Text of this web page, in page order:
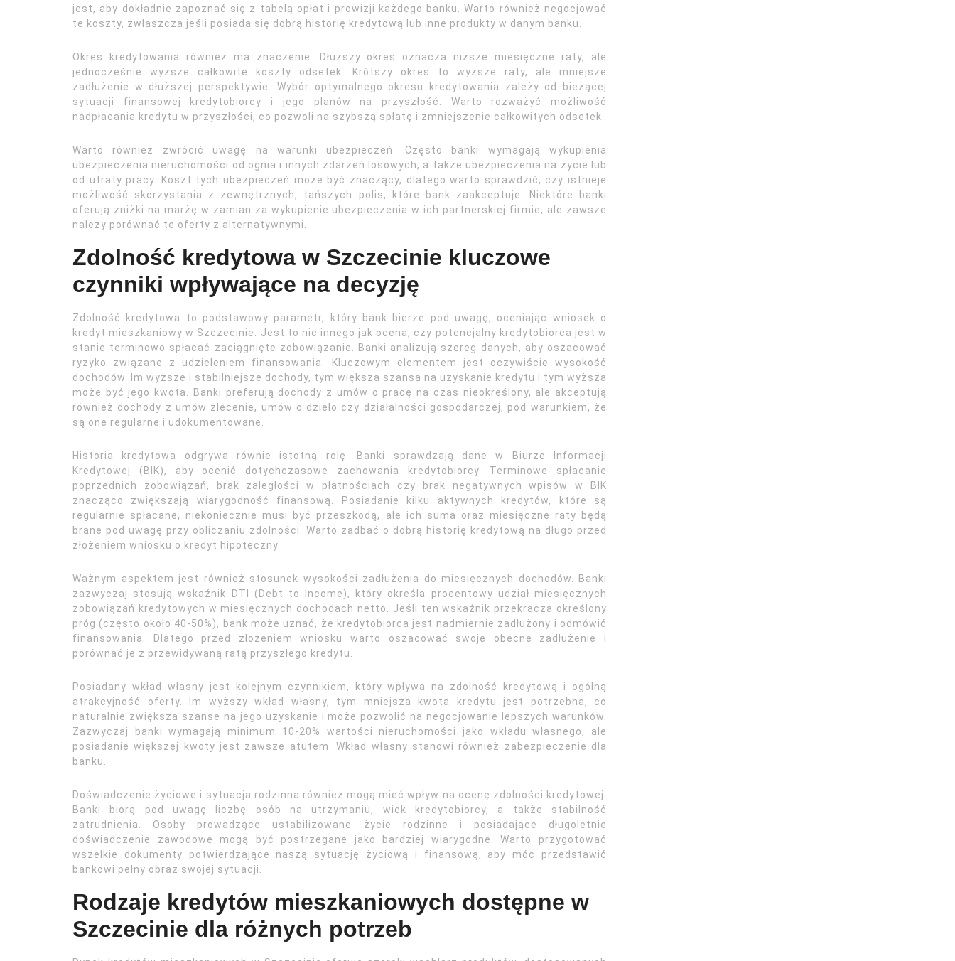
jest, aby dokładnie zapoznać się z tabelą opłat i prowizji każdego banku. Warto również negocjować
te koszty, zwłaszcza jeśli posiada się dobrą historię kredytową lub inne produkty w danym banku.
Okres kredytowania również ma znaczenie. Dłuższy okres oznacza niższe miesięczne raty, ale
jednocześnie wyższe całkowite koszty odsetek. Krótszy okres to wyższe raty, ale mniejsze
zadłużenie w dłuższej perspektywie. Wybór optymalnego okresu kredytowania zależy od bieżącej
sytuacji finansowej kredytobiorcy i jego planów na przyszłość. Warto rozważyć możliwość
nadpłacania kredytu w przyszłości, co pozwoli na szybszą spłatę i zmniejszenie całkowitych odsetek.
Warto również zwrócić uwagę na warunki ubezpieczeń. Często banki wymagają wykupienia
ubezpieczenia nieruchomości od ognia i innych zdarzeń losowych, a także ubezpieczenia na życie lub
od utraty pracy. Koszt tych ubezpieczeń może być znaczący, dlatego warto sprawdzić, czy istnieje
możliwość skorzystania z zewnętrznych, tańszych polis, które bank zaakceptuje. Niektóre banki
oferują zniżki na marżę w zamian za wykupienie ubezpieczenia w ich partnerskiej firmie, ale zawsze
należy porównać te oferty z alternatywnymi.
Zdolność kredytowa w Szczecinie kluczowe
czynniki wpływające na decyzję
Zdolność kredytowa to podstawowy parametr, który bank bierze pod uwagę, oceniając wniosek o
kredyt mieszkaniowy w Szczecinie. Jest to nic innego jak ocena, czy potencjalny kredytobiorca jest w
stanie terminowo spłacać zaciągnięte zobowiązanie. Banki analizują szereg danych, aby oszacować
ryzyko związane z udzieleniem finansowania. Kluczowym elementem jest oczywiście wysokość
dochodów. Im wyższe i stabilniejsze dochody, tym większa szansa na uzyskanie kredytu i tym wyższa
może być jego kwota. Banki preferują dochody z umów o pracę na czas nieokreślony, ale akceptują
również dochody z umów zlecenie, umów o dzieło czy działalności gospodarczej, pod warunkiem, że
są one regularne i udokumentowane.
Historia kredytowa odgrywa równie istotną rolę. Banki sprawdzają dane w Biurze Informacji
Kredytowej (BIK), aby ocenić dotychczasowe zachowania kredytobiorcy. Terminowe spłacanie
poprzednich zobowiązań, brak zaległości w płatnościach czy brak negatywnych wpisów w BIK
znacząco zwiększają wiarygodność finansową. Posiadanie kilku aktywnych kredytów, które są
regularnie spłacane, niekoniecznie musi być przeszkodą, ale ich suma oraz miesięczne raty będą
brane pod uwagę przy obliczaniu zdolności. Warto zadbać o dobrą historię kredytową na długo przed
złożeniem wniosku o kredyt hipoteczny.
Ważnym aspektem jest również stosunek wysokości zadłużenia do miesięcznych dochodów. Banki
zazwyczaj stosują wskaźnik DTI (Debt to Income), który określa procentowy udział miesięcznych
zobowiązań kredytowych w miesięcznych dochodach netto. Jeśli ten wskaźnik przekracza określony
próg (często około 40-50%), bank może uznać, że kredytobiorca jest nadmiernie zadłużony i odmówić
finansowania. Dlatego przed złożeniem wniosku warto oszacować swoje obecne zadłużenie i
porównać je z przewidywaną ratą przyszłego kredytu.
Posiadany wkład własny jest kolejnym czynnikiem, który wpływa na zdolność kredytową i ogólną
atrakcyjność oferty. Im wyższy wkład własny, tym mniejsza kwota kredytu jest potrzebna, co
naturalnie zwiększa szanse na jego uzyskanie i może pozwolić na negocjowanie lepszych warunków.
Zazwyczaj banki wymagają minimum 10-20% wartości nieruchomości jako wkładu własnego, ale
posiadanie większej kwoty jest zawsze atutem. Wkład własny stanowi również zabezpieczenie dla
banku.
Doświadczenie życiowe i sytuacja rodzinna również mogą mieć wpływ na ocenę zdolności kredytowej.
Banki biorą pod uwagę liczbę osób na utrzymaniu, wiek kredytobiorcy, a także stabilność
zatrudnienia. Osoby prowadzące ustabilizowane życie rodzinne i posiadające długoletnie
doświadczenie zawodowe mogą być postrzegane jako bardziej wiarygodne. Warto przygotować
wszelkie dokumenty potwierdzające naszą sytuację życiową i finansową, aby móc przedstawić
bankowi pełny obraz swojej sytuacji.
Rodzaje kredytów mieszkaniowych dostępne w
Szczecinie dla różnych potrzeb